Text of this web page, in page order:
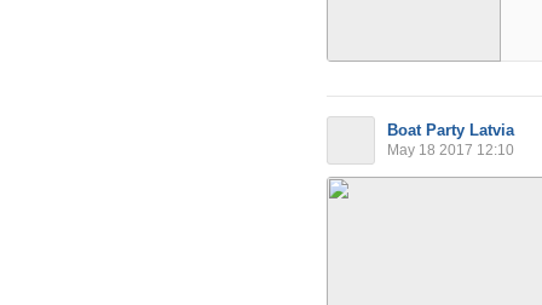
Boat Party Latvia
May 18 2017 12:10